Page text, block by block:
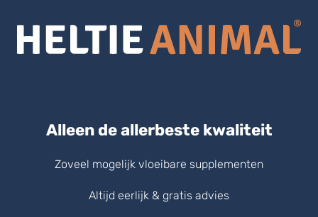
Alleen de allerbeste kwaliteit
Zoveel mogelijk vloeibare supplementen
Altijd eerlijk & gratis advies